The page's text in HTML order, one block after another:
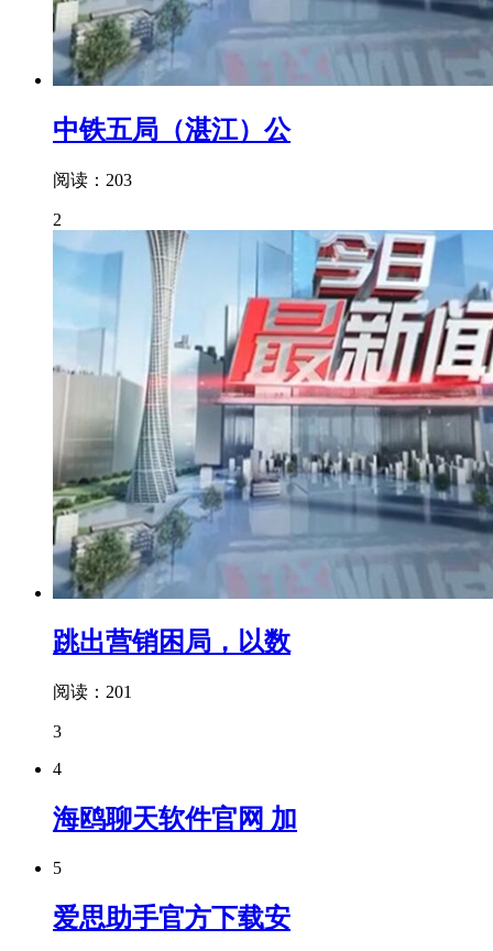
中铁五局（湛江）公
阅读：203
2
跳出营销困局，以数
阅读：201
3
4
海鸥聊天软件官网 加
5
爱思助手官方下载安